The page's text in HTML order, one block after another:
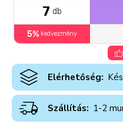
7 db
5% kedvezmény
Elérhetőség:
Szállítás: 1-2